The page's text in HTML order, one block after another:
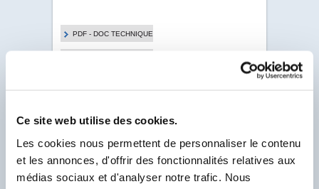
Ce site web utilise des cookies.
Les cookies nous permettent de personnaliser le contenu
et les annonces, d'offrir des fonctionnalités relatives aux
médias sociaux et d'analyser notre trafic. Nous
PDF - DOC TECHNIQUE
Pour visualiser & télécharger tous les PDF de ce
Client Labo France, saisissez votre N° Compte
Client se trouvant sur votre facture et
commençant par un F.